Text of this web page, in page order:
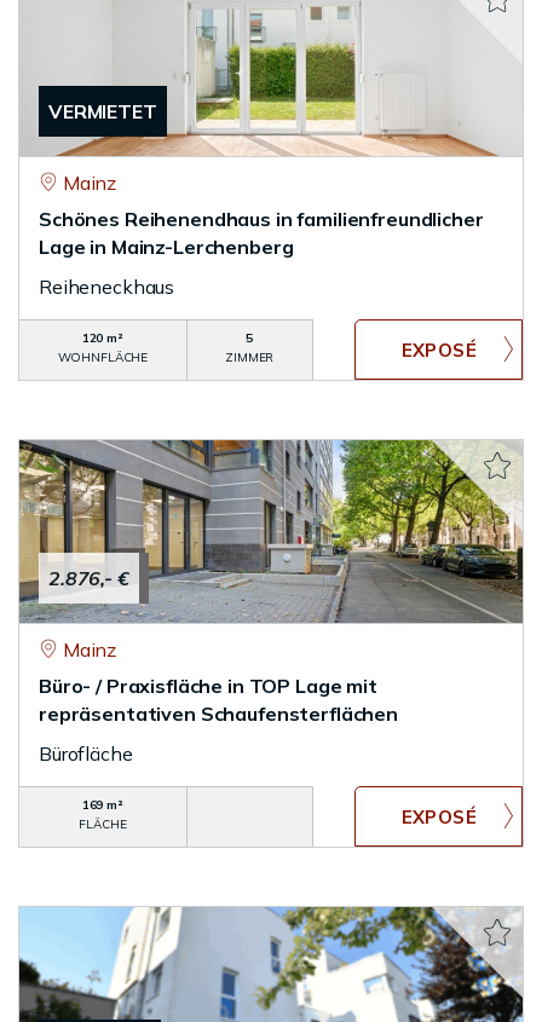
VERMIETET
Mainz
Schönes Reihenendhaus in familienfreundlicher
Lage in Mainz-Lerchenberg
Reiheneckhaus
120 m²
WOHNFLÄCHE
5
ZIMMER
2.876,- €
Mainz
Büro- / Praxisfläche in TOP Lage mit
repräsentativen Schaufensterflächen
Bürofläche
169 m²
FLÄCHE